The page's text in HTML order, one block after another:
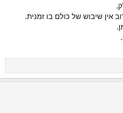
אין שיבוש של כולם בו זמנית.